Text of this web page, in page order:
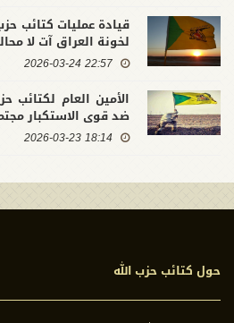
قيادة عمليات كتائب
لخونة العراق آت لا
22:57 2026-03-24
الأمين العام لكتائب
ضد قوى الاستكبار
18:14 2026-03-23
حول كتائب حزب الله